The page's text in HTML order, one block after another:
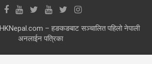
HKNepal.com – हङकङबाट सञ्चालित पहिलो नेपाली
अनलाईन पत्रिका